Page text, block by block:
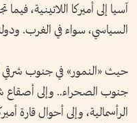
آسيا إلى أميركا اللاتينية،
السياسي، سواء في الغرب.
حيث «النمور» في جنوب شرقي
جنوب الصحراء.. وإلى أصقاع
الرأسمالية، وإلى أحوال قارة